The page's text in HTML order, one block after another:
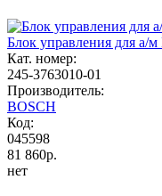
Блок управления для
Кат. номер:
245-3763010-01
Производитель:
BOSCH
Код:
045598
81 860р.
нет